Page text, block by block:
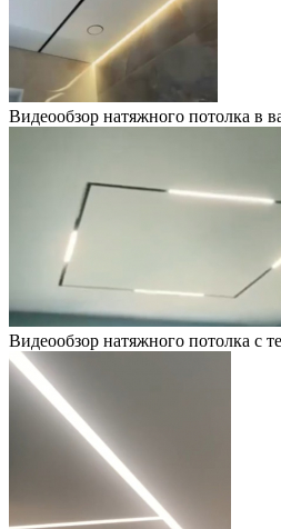
Видеообзор натяжного потолка в
Видеообзор натяжного потолка с